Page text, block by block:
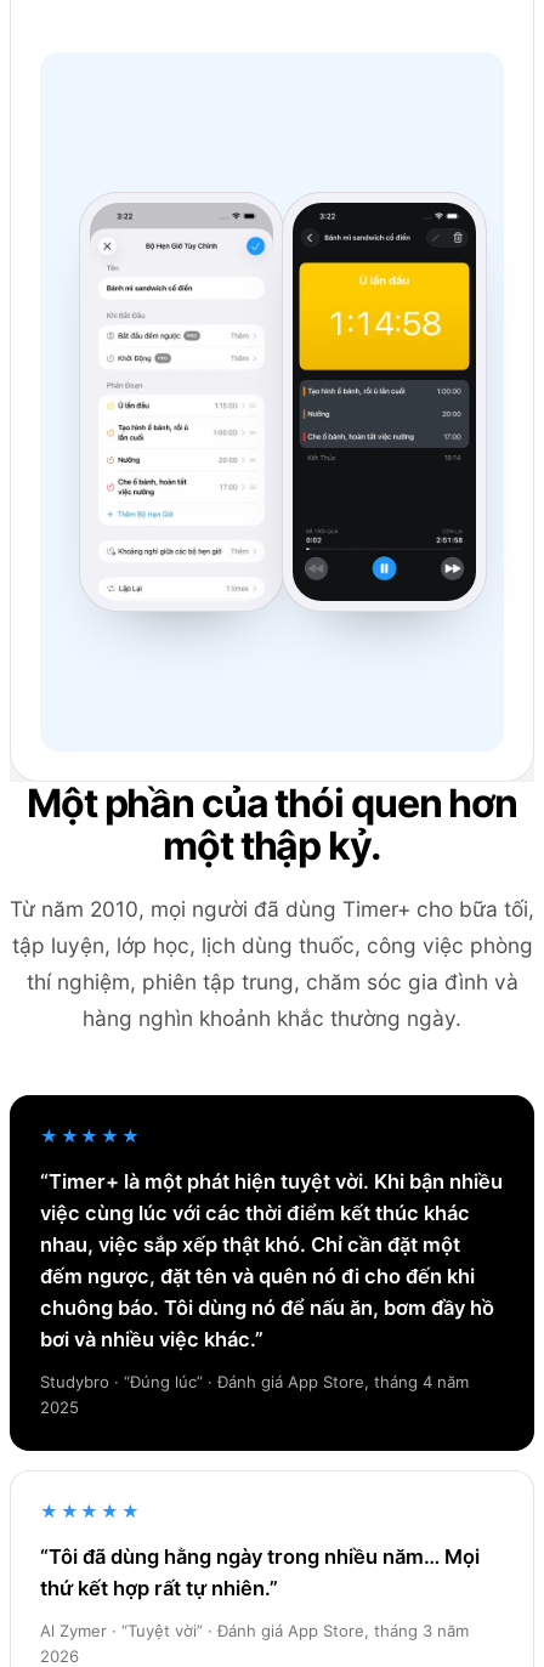
Một phần của thói quen hơn
một thập kỷ.
Từ năm 2010, mọi người đã dùng Timer+ cho bữa tối,
tập luyện, lớp học, lịch dùng thuốc, công việc phòng
thí nghiệm, phiên tập trung, chăm sóc gia đình và
hàng nghìn khoảnh khắc thường ngày.
★★★★★
“Timer+ là một phát hiện tuyệt vời. Khi bận nhiều
việc cùng lúc với các thời điểm kết thúc khác
nhau, việc sắp xếp thật khó. Chỉ cần đặt một
đếm ngược, đặt tên và quên nó đi cho đến khi
chuông báo. Tôi dùng nó để nấu ăn, bơm đầy hồ
bơi và nhiều việc khác.”
Studybro · “Đúng lúc” · Đánh giá App Store, tháng 4 năm
2025
★★★★★
“Tôi đã dùng hằng ngày trong nhiều năm… Mọi
thứ kết hợp rất tự nhiên.”
Al Zymer · “Tuyệt vời” · Đánh giá App Store, tháng 3 năm
2026